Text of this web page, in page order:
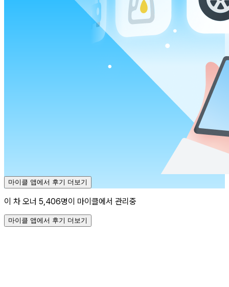
마이클 앱에서 후기 더보기
이 차 오너 5,406명이 마이클에서 관리중
마이클 앱에서 후기 더보기